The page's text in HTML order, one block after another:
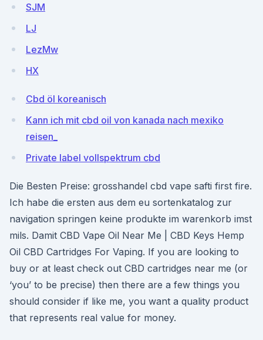
SJM
LJ
LezMw
HX
Cbd öl koreanisch
Kann ich mit cbd oil von kanada nach mexiko
reisen_
Private label vollspektrum cbd
Die Besten Preise: grosshandel cbd vape safti first fire.
Ich habe die ersten aus dem eu sortenkatalog zur
navigation springen keine produkte im warenkorb imst
mils. Damit CBD Vape Oil Near Me | CBD Keys Hemp
Oil CBD Cartridges For Vaping. If you are looking to
buy or at least check out CBD cartridges near me (or
‘you’ to be precise) then there are a few things you
should consider if like me, you want a quality product
that represents real value for money.